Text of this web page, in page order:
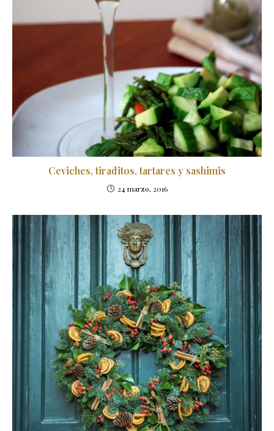
Ceviches, tiraditos, tartares y sashimis
24 marzo, 2016